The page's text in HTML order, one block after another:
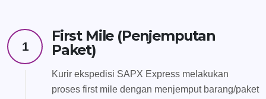
1
First Mile (Penjemputan
Paket)
Kurir ekspedisi SAPX Express melakukan
proses first mile dengan menjemput barang/paket